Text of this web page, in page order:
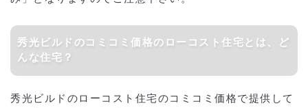
秀光ビルドのコミコミ価格のローコスト住宅とは、ど
んな住宅？
秀光ビルドのローコスト住宅のコミコミ価格で提供して